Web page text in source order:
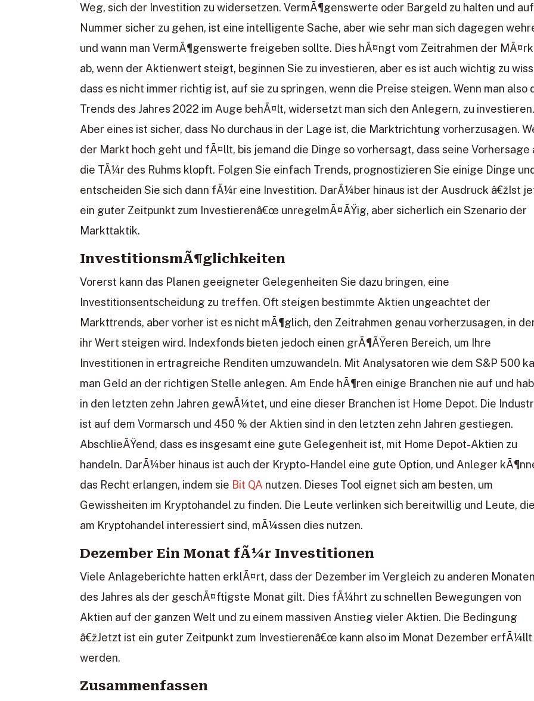
Weg, sich der Investition zu widersetzen. VermÃ¶genswerte oder Bargeld zu halten und auf
Nummer sicher zu gehen, ist eine intelligente Sache, aber wie sehr man sich dagegen
und wann man VermÃ¶genswerte freigeben sollte. Dies hÃ¤ngt vom Zeitrahmen der
ab, wenn der Aktienwert steigt, beginnen Sie zu investieren, aber es ist auch wichtig zu
dass es nicht immer richtig ist, auf sie zu springen, wenn die Preise steigen. Wenn man also
Trends des Jahres 2022 im Auge behÃ¤lt, widersetzt man sich den Anlegern, zu
Aber eines ist sicher, dass No durchaus in der Lage ist, die Marktrichtung vorherzusagen.
der Markt hoch geht und fÃ¤llt, bis jemand die Dinge so vorhersagt, dass seine Vorhersage
die TÃ¼r des Ruhms klopft. Folgen Sie einfach Trends, prognostizieren Sie einige Dinge
entscheiden Sie sich dann fÃ¼r eine Investition. DarÃ¼ber hinaus ist der Ausdruck â€žIst
ein guter Zeitpunkt zum Investierenâ€œ unregelmÃ¤ÃŸig, aber sicherlich ein Szenario der
Markttaktik.
InvestitionsmÃ¶glichkeiten
Vorerst kann das Planen geeigneter Gelegenheiten Sie dazu bringen, eine
Investitionsentscheidung zu treffen. Oft steigen bestimmte Aktien ungeachtet der
Markttrends, aber vorher ist es nicht mÃ¶glich, den Zeitrahmen genau vorherzusagen, in
ihr Wert steigen wird. Indexfonds bieten jedoch einen grÃ¶ÃŸeren Bereich, um Ihre
Investitionen in ertragreiche Renditen umzuwandeln. Mit Analysatoren wie dem S&P 500
man Geld an der richtigen Stelle anlegen. Am Ende hÃ¶ren einige Branchen nie auf und
in den letzten zehn Jahren gewÃ¼tet, und eine dieser Branchen ist Home Depot. Die
ist auf dem Vormarsch und 450 % der Aktien sind in den letzten zehn Jahren gestiegen.
AbschlieÃŸend, dass es insgesamt eine gute Gelegenheit ist, mit Home Depot-Aktien zu
handeln. DarÃ¼ber hinaus ist auch der Krypto-Handel eine gute Option, und Anleger
das Recht erlangen, indem sie Bit QA nutzen. Dieses Tool eignet sich am besten, um
Gewissheiten im Kryptohandel zu finden. Die Leute verlinken sich bereitwillig und Leute,
am Kryptohandel interessiert sind, mÃ¼ssen dies nutzen.
Dezember Ein Monat fÃ¼r Investitionen
Viele Anlageberichte hatten erklÃ¤rt, dass der Dezember im Vergleich zu anderen
des Jahres als der geschÃ¤ftigste Monat gilt. Dies fÃ¼hrt zu schnellen Bewegungen von
Aktien auf der ganzen Welt und zu einem massiven Anstieg vieler Aktien. Die Bedingung
â€žJetzt ist ein guter Zeitpunkt zum Investierenâ€œ kann also im Monat Dezember erfÃ¼llt
werden.
Zusammenfassen